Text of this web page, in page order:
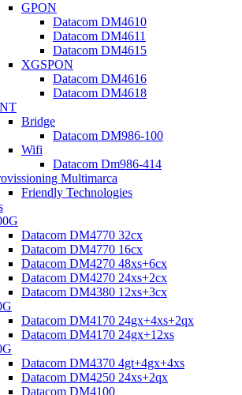
GPON
Datacom DM4610
Datacom DM4611
Datacom DM4615
XGSPON
Datacom DM4616
Datacom DM4618
Bridge
Datacom DM986-100
Wifi
Datacom Dm986-414
Multimarca
Friendly Technologies
Datacom DM4770 32cx
Datacom DM4770 16cx
Datacom DM4270 48xs+6cx
Datacom DM4270 24xs+2cx
Datacom DM4380 12xs+3cx
Datacom DM4170 24gx+4xs+2qx
Datacom DM4170 24gx+12xs
Datacom DM4370 4gt+4gx+4xs
Datacom DM4250 24xs+2qx
Datacom DM4100